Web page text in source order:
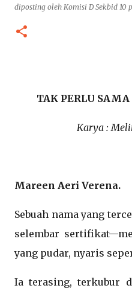
diposting oleh Komisi D Sekbid 10
TAK PERLU
Karya :
Mareen Aeri Verena.
Sebuah nama yang
selembar
yang pudar, nyaris
Ia terasing, terkubur